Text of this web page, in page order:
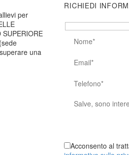
per
una
RICHIEDI
Hidden
fields
Please leave this
Acconsento al